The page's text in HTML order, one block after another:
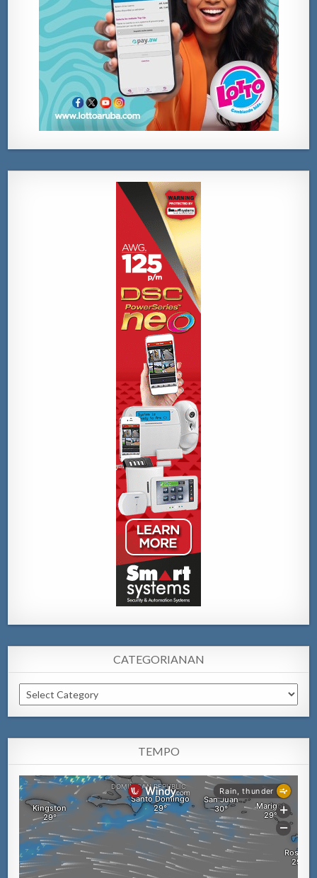
CATEGORIANAN
Categorianan
TEMPO